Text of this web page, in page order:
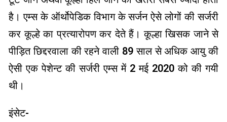
है। एम्स के ऑर्थोपेडिक विभाग के सर्जन ऐसे लोगों की सर्जरी
कर कूल्हे का प्रत्यारोपण कर देते हैं। कूल्हा खिसक जाने से
पीड़ित छिद्दरवाला की रहने वाली 89 साल से अधिक आयु की
ऐसी एक पेशेन्ट की सर्जरी एम्स में 2 मई 2020 को की गयी
थी।
इंसेट-